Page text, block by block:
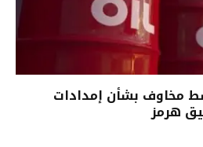
مخاوف بشأن إمدادات
هرمز